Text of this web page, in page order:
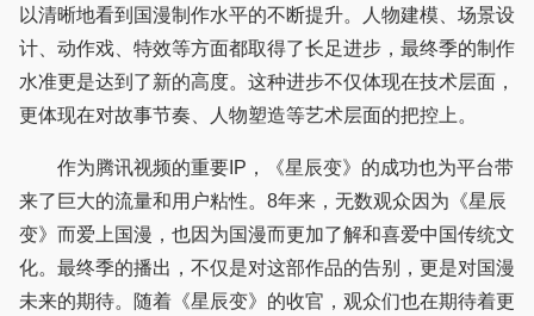
以清晰地看到国漫制作水平的不断提升。人物建模、场景设
计、动作戏、特效等方面都取得了长足进步，最终季的制作
水准更是达到了新的高度。这种进步不仅体现在技术层面，
更体现在对故事节奏、人物塑造等艺术层面的把控上。
作为腾讯视频的重要IP，《星辰变》的成功也为平台带
来了巨大的流量和用户粘性。8年来，无数观众因为《星辰
变》而爱上国漫，也因为国漫而更加了解和喜爱中国传统文
化。最终季的播出，不仅是对这部作品的告别，更是对国漫
未来的期待。随着《星辰变》的收官，观众们也在期待着更